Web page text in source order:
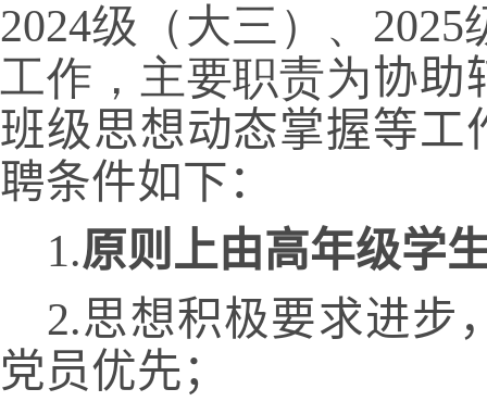
2024级（大三）、
工作，主要职责为协助
班级思想动态掌握等
聘条件如下：
1.原则上由高年级学
2.思想积极要求进步
党员优先；